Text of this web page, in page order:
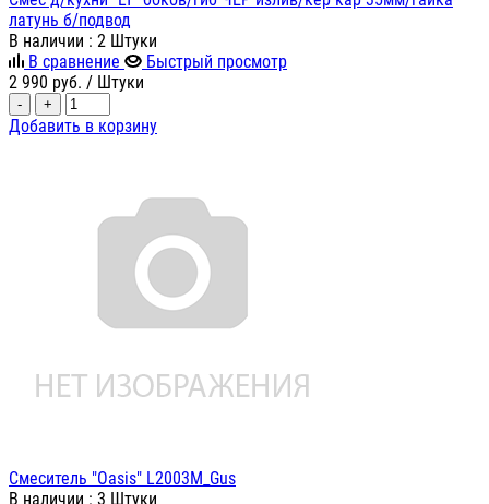
латунь б/подвод
В наличии : 2 Штуки
В сравнение
Быстрый просмотр
2 990 руб. / Штуки
- +
Добавить в корзину
Смеситель "Oasis" L2003M_Gus
В наличии : 3 Штуки